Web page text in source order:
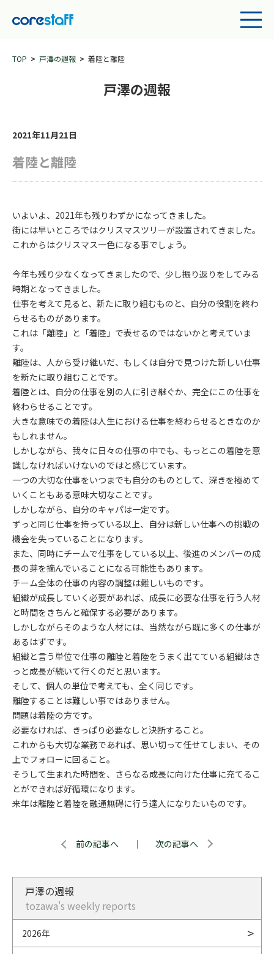
TOP 戸澤の週報 着陸と離陸
戸澤の週報
2021年11月21日
着陸と離陸
いよいよ、2021年も残りわずかになってきました。
街には早いところではクリスマスツリーが設置されてきました。
これからはクリスマス一色になる事でしょう。
今年も残り少なくなってきましたので、少し振り返りをしてみる
時期となってきました。
仕事を考えて見ると、新たに取り組むものと、自分の役割を終わ
らせるものがあります。
これは「離陸」と「着陸」で表せるのではないかと考えていま
す。
離陸は、人から受け継いだ、もしくは自分で見つけた新しい仕事
を新たに取り組むことです。
着陸とは、自分の仕事を別の人に引き継ぐか、完全にこの仕事を
終わらせることです。
大きな意味での着陸は人生における仕事を終わらせるときなのか
もしれません。
しかしながら、我々に日々の仕事の中でも、もっとこの着陸を意
識しなければいけないのではと感じています。
一つの大切な仕事をいつまでも自分のものとして、深きを極めて
いくこともある意味大切なことです。
しかしながら、自分のキャパは一定です。
ずっと同じ仕事を持っている以上、自分は新しい仕事への挑戦の
機会を失っていることになります。
また、同時にチームで仕事をしている以上、後進のメンバーの成
長の芽を摘んでいることになる可能性もあります。
チーム全体の仕事の内容の調整は難しいものです。
組織が成長していく必要があれば、成長に必要な仕事を行う人材
と時間をきちんと確保する必要があります。
しかしながらそのような人材には、当然ながら既に多くの仕事が
あるはずです。
組織と言う単位で仕事の離陸と着陸をうまく出てている組織はき
っと成長が続いて行くのだと思います。
そして、個人の単位で考えても、全く同じです。
離陸することは難しい事ではありません。
問題は着陸の方です。
必要なければ、きっぱり必要なしと決断すること。
これからも大切な業務であれば、思い切って任せてしまい、その
上でフォローに回ること。
そうして生まれた時間を、さらなる成長に向けた仕事に充てるこ
とができれば好循環になります。
来年は離陸と着陸を融通無碍に行う達人になりたいものです。
前の記事へ ｜ 次の記事へ
戸澤の週報
tozawa's weekly reports
2026年